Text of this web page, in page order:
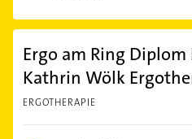
Ergo am Ring
Kathrin Wölk
ERGOTHERAPIE